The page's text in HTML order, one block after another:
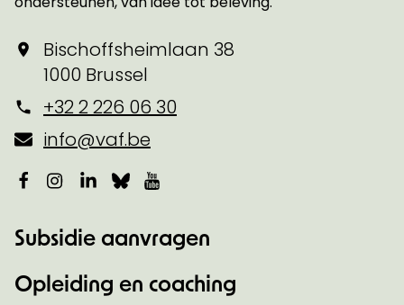
Bischoffsheimlaan 38
1000 Brussel
+32 2 226 06 30
info@vaf.be
Facebook
Instagram
LinkedIn
Bluesky
Subsidie aanvragen
Opleiding en coaching